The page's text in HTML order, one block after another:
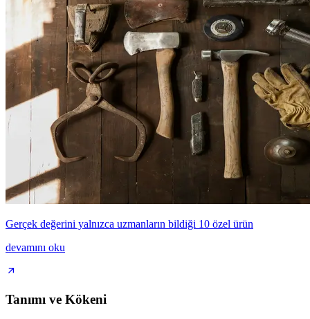
Gerçek değerini yalnızca uzmanların bildiği 10 özel ürün
devamını oku
Tanımı ve Kökeni